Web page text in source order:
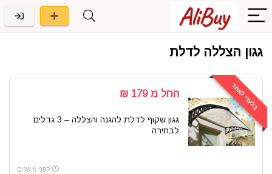
גגון הצללה לדלת
בלעדי לאתר החל מ 179 ₪
גגון שקוף לדלת להגנה והצללה – 3 גדלים
לבחירה
לפני 5 שנים